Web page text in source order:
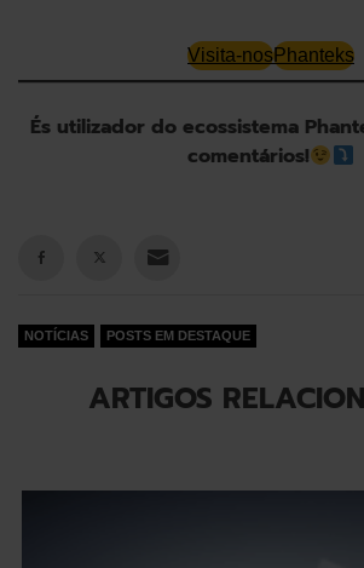
Visita-nosPhanteks
És utilizador do ecossistema
comentários!
NOTÍCIAS POSTS EM DESTAQUE
ARTIGOS